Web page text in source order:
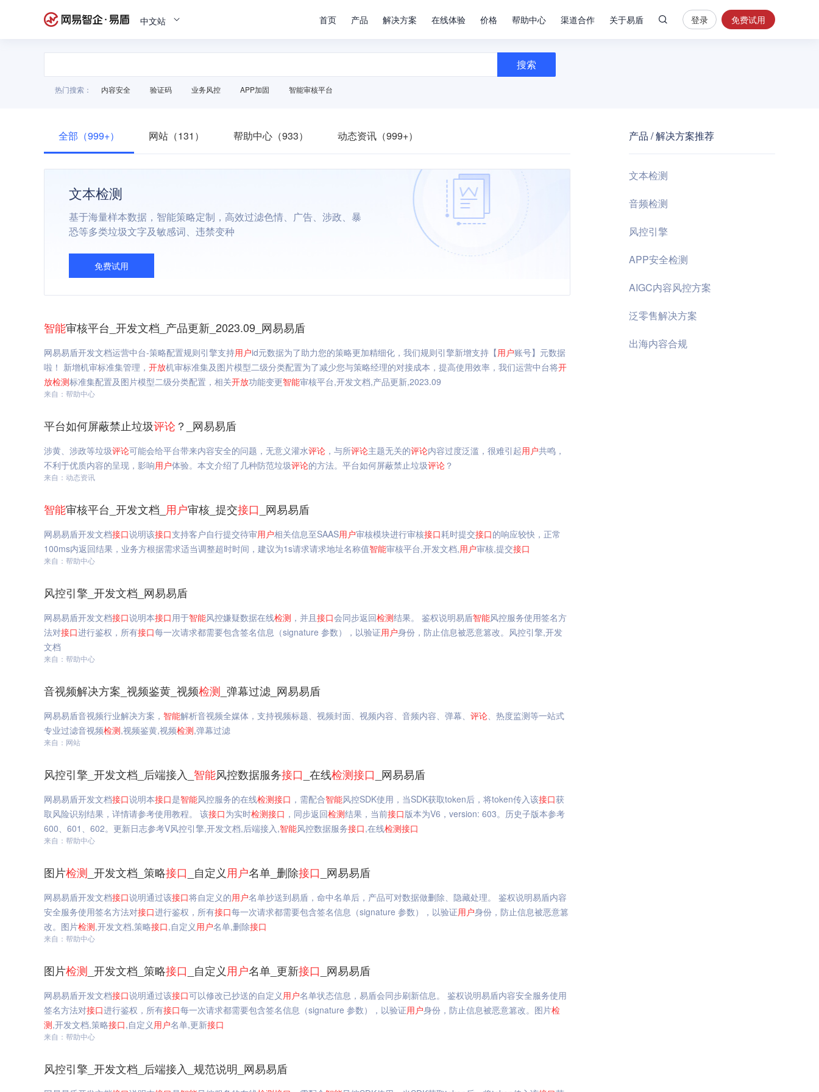
中文站 首页 产品 解决方案 在线体验 价格 帮助中心 渠道合作 关于易盾
安
全
控
登录 免费试用
搜索
热门搜索： 内容安全 验证码 业务风控 APP加固 智能审核平台
全部（999+） 网站（131） 帮助中心（933） 动态资讯（999+）
文本检测
基于海量样本数据，智能策略定制，高效过滤色情、广告、涉政、暴
恐等多类垃圾文字及敏感词、违禁变种
免费试用
智能审核平台_开发文档_产品更新_2023.09_网易易盾
网易易盾开发文档运营中台-策略配置规则引擎支持用户id元数据为了助力您的策略更加精细化，我们规则引擎新增支持【用户账号】元数据
啦！ 新增机审标准集管理， 开放机审标准集及图片模型二级分类配置为了减少您与策略经理的对接成本，提高使用效率，我们运营中台将开
放检测标准集配置及图片模型二级分类配置，相关开放功能变更智能审核平台,开发文档,产品更新,2023.09
来自：帮助中心
平台如何屏蔽禁止垃圾评论 ？_网易易盾
涉黄、涉政等垃圾评论可能会给平台带来内容安全的问题，无意义灌水评论 ，与所评论主题无关的评论内容过度泛滥，很难引起用户共鸣，
不利于优质内容的呈现，影响用户体验。本文介绍了几种防范垃圾评论的方法。平台如何屏蔽禁止垃圾评论 ？
来自：动态资讯
智能审核平台_开发文档_ 用户审核_提交接口 _网易易盾
网易易盾开发文档接口说明该接口支持客户自行提交待审用户相关信息至SAAS用户审核模块进行审核接口耗时提交接口的响应较快，正常
100ms内返回结果，业务方根据需求适当调整超时时间，建议为1s请求请求地址名称值智能审核平台,开发文档,用户审核,提交接口
来自：帮助中心
风控引擎_开发文档_网易易盾
网易易盾开发文档接口说明本接口用于智能风控嫌疑数据在线检测 ，并且接口会同步返回检测结果。 鉴权说明易盾智能风控服务使用签名方
法对接口进行鉴权，所有接口每一次请求都需要包含签名信息（signature 参数），以验证用户身份，防止信息被恶意篡改。风控引擎,开发
文档
来自：帮助中心
音视频解决方案_视频鉴黄_视频检测 _弹幕过滤_网易易盾
网易易盾音视频行业解决方案， 智能解析音视频全媒体，支持视频标题、视频封面、视频内容、音频内容、弹幕、 评论、热度监测等一站式
专业过滤音视频检测,视频鉴黄,视频检测,弹幕过滤
来自：网站
风控引擎_开发文档_后端接入_ 智能风控数据服务接口 _在线检测接口 _网易易盾
网易易盾开发文档接口说明本接口是智能风控服务的在线检测接口 ，需配合智能风控SDK使用，当SDK获取token后，将token传入该接口获
取风险识别结果，详情请参考使用教程。 该接口为实时检测接口 ，同步返回检测结果，当前接口版本为V6，version: 603。历史子版本参考
600、601、602。更新日志参考V风控引擎,开发文档,后端接入,智能风控数据服务接口,在线检测接口
来自：帮助中心
图片检测 _开发文档_策略接口 _自定义用户名单_删除接口 _网易易盾
网易易盾开发文档接口说明通过该接口将自定义的用户名单抄送到易盾，命中名单后，产品可对数据做删除、隐藏处理。 鉴权说明易盾内容
安全服务使用签名方法对接口进行鉴权，所有接口每一次请求都需要包含签名信息（signature 参数），以验证用户身份，防止信息被恶意篡
改。图片检测,开发文档,策略接口,自定义用户名单,删除接口
来自：帮助中心
图片检测 _开发文档_策略接口 _自定义用户名单_更新接口 _网易易盾
网易易盾开发文档接口说明通过该接口可以修改已抄送的自定义用户名单状态信息，易盾会同步刷新信息。 鉴权说明易盾内容安全服务使用
签名方法对接口进行鉴权，所有接口每一次请求都需要包含签名信息（signature 参数），以验证用户身份，防止信息被恶意篡改。图片检
测,开发文档,策略接口,自定义用户名单,更新接口
来自：帮助中心
风控引擎_开发文档_后端接入_规范说明_网易易盾
产品 / 解决方案推荐
文本检测
音频检测
风控引擎
APP安全检测
AIGC内容风控方案
泛零售解决方案
出海内容合规